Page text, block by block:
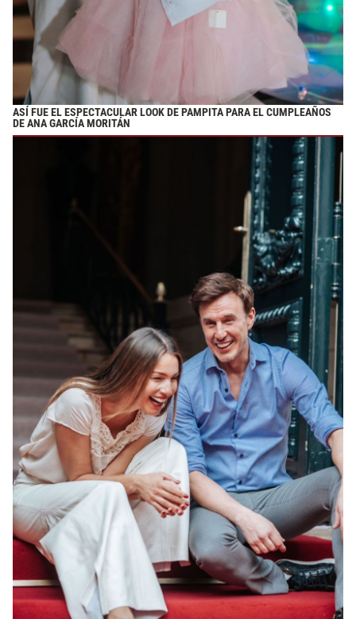
ASÍ FUE EL ESPECTACULAR LOOK DE PAMPITA PARA EL CUMPLEAÑOS
DE ANA GARCÍA MORITÁN